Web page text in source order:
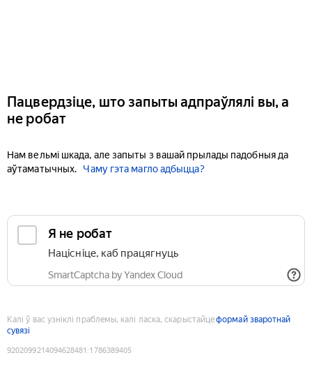
Пацвердзіце, што запыты адпраўлялі вы, а
не робат
Нам вельмі шкада, але запыты з вашай прылады падобныя да
аўтаматычных.
Чаму гэта магло адбыцца?
Я не робат
Націсніце, каб працягнуць
SmartCaptcha by Yandex Cloud
Калі ў вас узніклі праблемы, калі ласка, скарыстайцеформай зваротнай
сувязі
9202099214094628481 :1786389405